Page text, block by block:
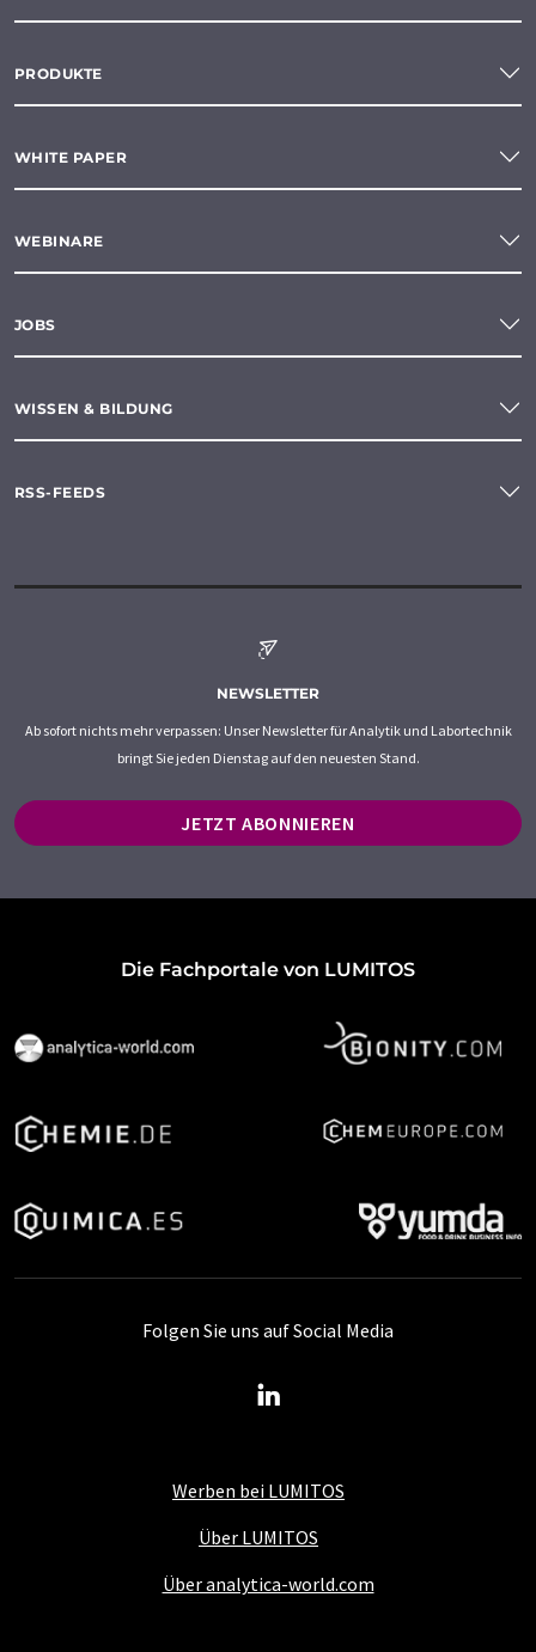
PRODUKTE
WHITE PAPER
WEBINARE
JOBS
WISSEN & BILDUNG
RSS-FEEDS
NEWSLETTER
Ab sofort nichts mehr verpassen: Unser Newsletter für Analytik und Labortechnik
bringt Sie jeden Dienstag auf den neuesten Stand.
JETZT ABONNIEREN
Die Fachportale von LUMITOS
Werben bei LUMITOS
Über LUMITOS
Über analytica-world.com
Folgen Sie uns auf Social Media